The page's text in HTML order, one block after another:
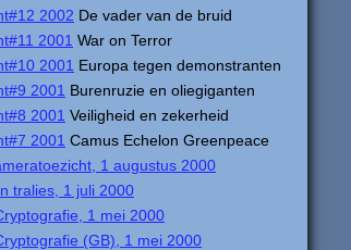
2002 De vader van de bruid
2001 War on Terror
2001 Europa tegen demonstranten
2001 Burenruzie en oliegiganten
2001 Veiligheid en zekerheid
2001 Camus Echelon Greenpeace
1 augustus 2000
tralies, 1 juli 2000
1 mei 2000
(GB), 1 mei 2000